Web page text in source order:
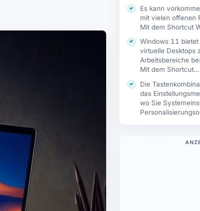
Es kann
mit vielen offenen
Mit dem Shortcut
Windows 11
virtuelle Desktops
Arbeitsbereiche
Mit dem Shortcut…
Die
das
wo Sie